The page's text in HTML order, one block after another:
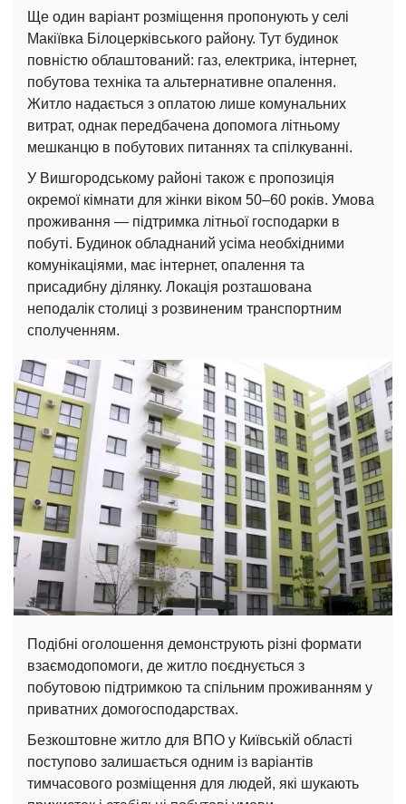
Ще один варіант розміщення пропонують у селі
Макіївка Білоцерківського району. Тут будинок
повністю облаштований: газ, електрика, інтернет,
побутова техніка та альтернативне опалення.
Житло надається з оплатою лише комунальних
витрат, однак передбачена допомога літньому
мешканцю в побутових питаннях та спілкуванні.
У Вишгородському районі також є пропозиція
окремої кімнати для жінки віком 50–60 років. Умова
проживання — підтримка літньої господарки в
побуті. Будинок обладнаний усіма необхідними
комунікаціями, має інтернет, опалення та
присадибну ділянку. Локація розташована
неподалік столиці з розвиненим транспортним
сполученням.
Подібні оголошення демонструють різні формати
взаємодопомоги, де житло поєднується з
побутовою підтримкою та спільним проживанням у
приватних домогосподарствах.
Безкоштовне житло для ВПО у Київській області
поступово залишається одним із варіантів
тимчасового розміщення для людей, які шукають